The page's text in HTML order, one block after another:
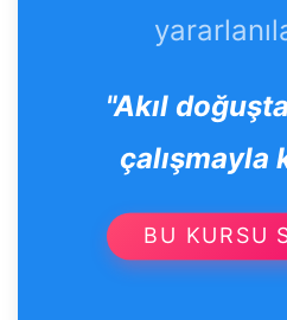
"Akıl
çalışmayla
BU KURSU